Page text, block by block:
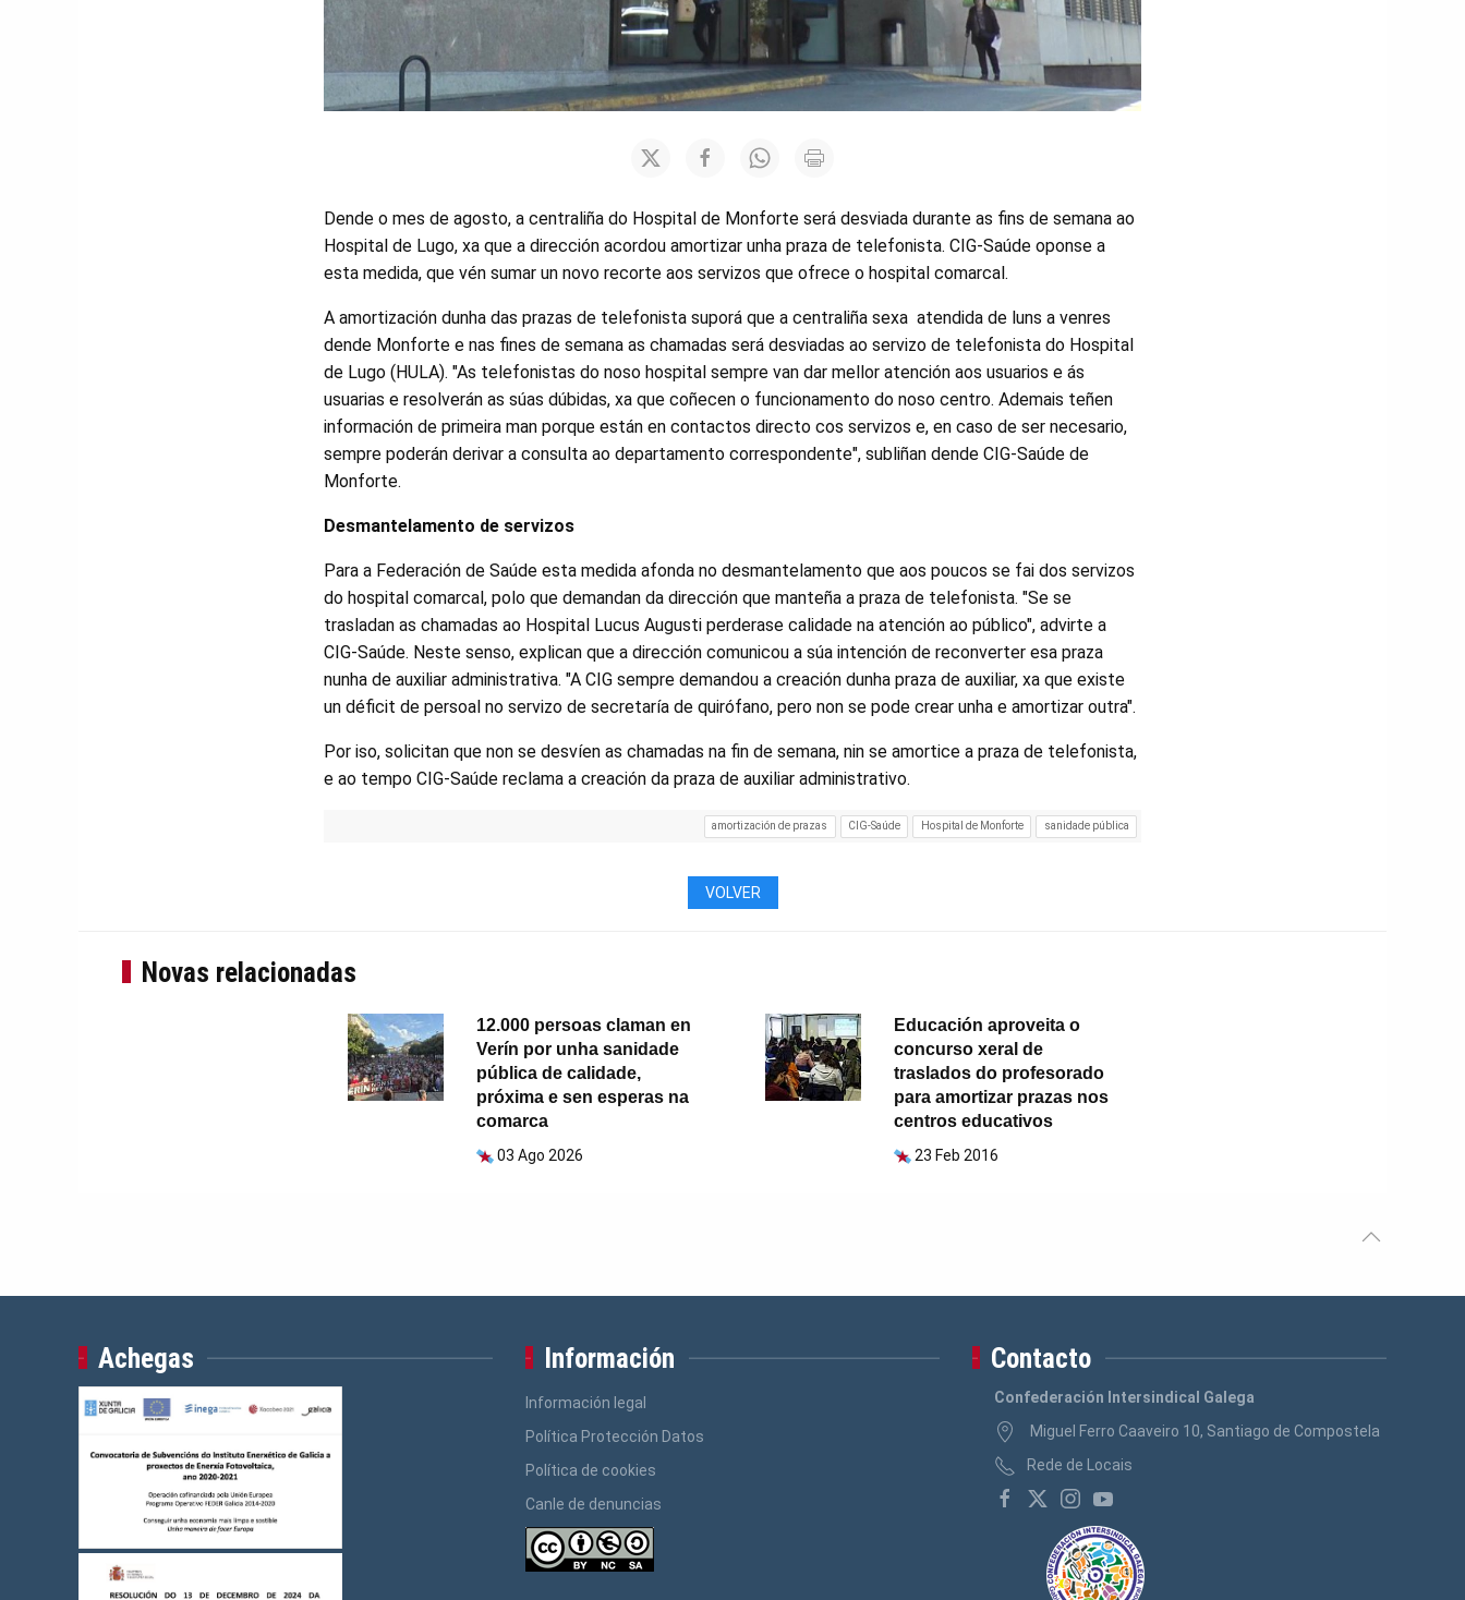
Dende o mes de agosto, a centraliña do Hospital de Monforte será desviada durante as fins de semana ao
Hospital de Lugo, xa que a dirección acordou amortizar unha praza de telefonista. CIG-Saúde oponse a
esta medida, que vén sumar un novo recorte aos servizos que ofrece o hospital comarcal.
A amortización dunha das prazas de telefonista suporá que a centraliña sexa atendida de luns a venres
dende Monforte e nas fines de semana as chamadas será desviadas ao servizo de telefonista do Hospital
de Lugo (HULA). "As telefonistas do noso hospital sempre van dar mellor atención aos usuarios e ás
usuarias e resolverán as súas dúbidas, xa que coñecen o funcionamento do noso centro. Ademais teñen
información de primeira man porque están en contactos directo cos servizos e, en caso de ser necesario,
sempre poderán derivar a consulta ao departamento correspondente", subliñan dende CIG-Saúde de
Monforte.
Desmantelamento de servizos
Para a Federación de Saúde esta medida afonda no desmantelamento que aos poucos se fai dos servizos
do hospital comarcal, polo que demandan da dirección que manteña a praza de telefonista. "Se se
trasladan as chamadas ao Hospital Lucus Augusti perderase calidade na atención ao público", advirte a
CIG-Saúde. Neste senso, explican que a dirección comunicou a súa intención de reconverter esa praza
nunha de auxiliar administrativa. "A CIG sempre demandou a creación dunha praza de auxiliar, xa que existe
un déficit de persoal no servizo de secretaría de quirófano, pero non se pode crear unha e amortizar outra".
Por iso, solicitan que non se desvíen as chamadas na fin de semana, nin se amortice a praza de telefonista,
e ao tempo CIG-Saúde reclama a creación da praza de auxiliar administrativo.
amortización de prazas CIG-Saúde Hospital de Monforte sanidade pública
VOLVER
Novas relacionadas
12.000 persoas claman en
Verín por unha sanidade
pública de calidade,
próxima e sen esperas na
comarca
03 Ago 2026
Educación aproveita o
concurso xeral de
traslados do profesorado
para amortizar prazas nos
centros educativos
23 Feb 2016
Achegas Información
Información legal
Política Protección Datos
Política de cookies
Canle de denuncias
Contacto
Confederación Intersindical Galega
Miguel Ferro Caaveiro 10, Santiago de Compostela
Rede de Locais